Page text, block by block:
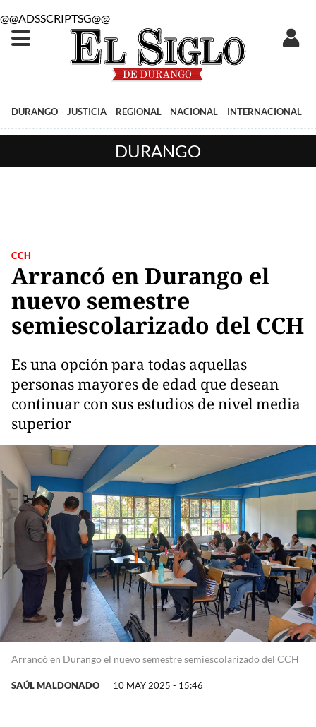
@@ADSSCRIPTSG@@
DURANGO JUSTICIA REGIONAL NACIONAL INTERNACIONAL
DURANGO
CCH
Arrancó en Durango el
nuevo semestre
semiescolarizado del CCH
Es una opción para todas aquellas
personas mayores de edad que desean
continuar con sus estudios de nivel media
superior
Arrancó en Durango el nuevo semestre semiescolarizado del CCH
SAÚL MALDONADO 10 MAY 2025 - 15:46